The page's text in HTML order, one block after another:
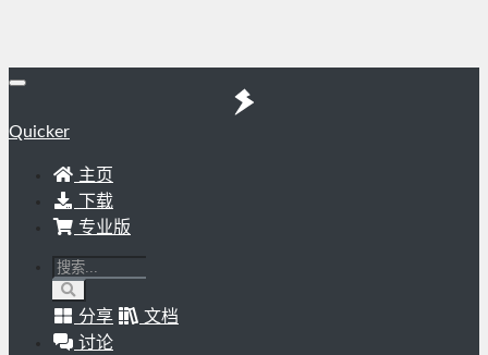
Quicker
主页
下载
专业版
分享
文档
讨论